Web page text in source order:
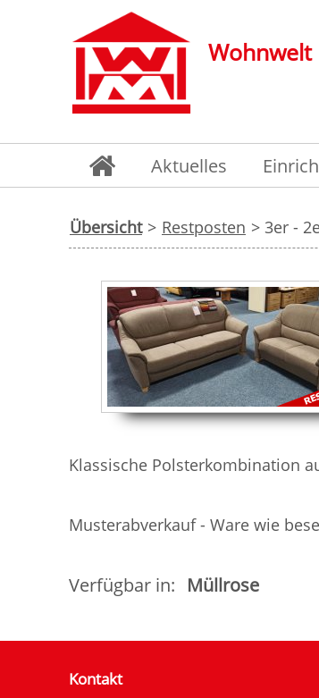
Wohnwelt
Aktuelles
Übersicht > Restposten > 3er -
Klassische Polsterkombination
Musterabverkauf - Ware wie
Verfügbar in: Müllrose
Kontakt